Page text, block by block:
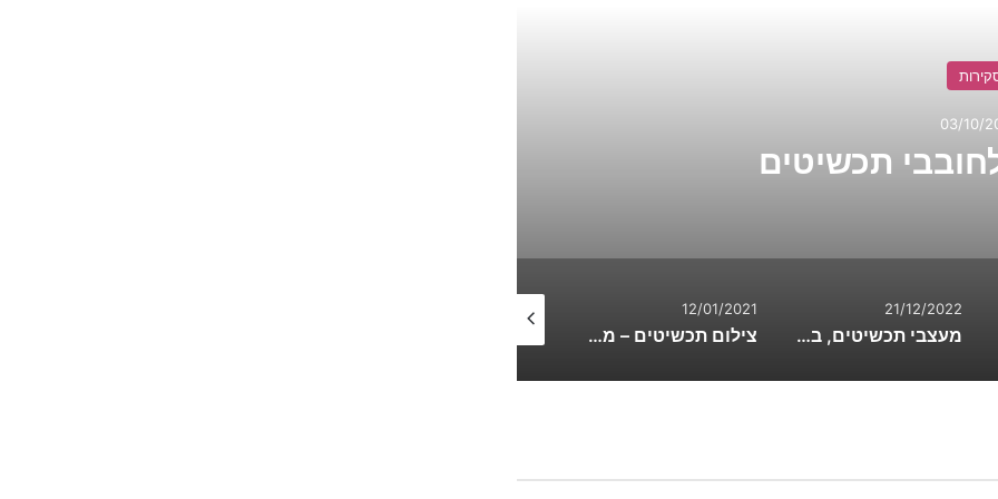
03/10/
21/12/2022
מעצבי תכשיטים, בחרו בחוכמה: אטסי או אתר עצמאי
12/01/2021
צילום תכשיטים – מצלם סלפי מתחיל לצלם תכשיטים כמעט מקצועי
26/10/2020